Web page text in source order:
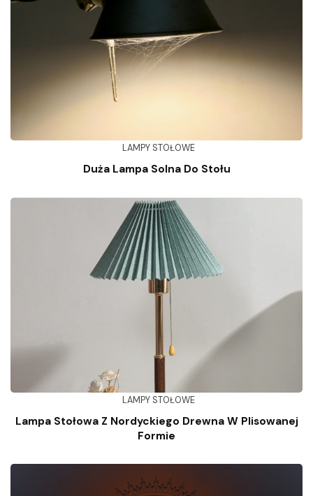
LAMPY STOŁOWE
Duża Lampa Solna Do Stołu
LAMPY STOŁOWE
Lampa Stołowa Z Nordyckiego Drewna W Plisowanej
Formie